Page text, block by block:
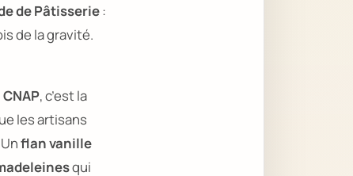
de Pâtisserie:
de la gravité.
, c’est la
les artisans
flan vanille
qui